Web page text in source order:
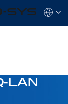
LAN